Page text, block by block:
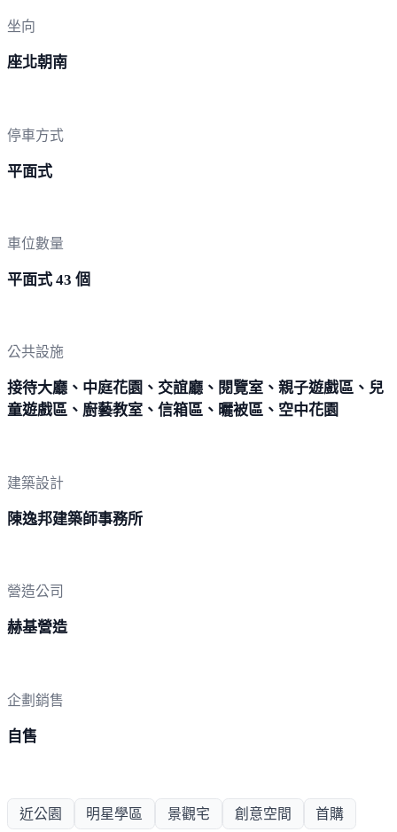
坐向
座北朝南
停車方式
平面式
車位數量
平面式 43 個
公共設施
接待大廳、中庭花園、交誼廳、閱覽室、親子遊戲區、兒
童遊戲區、廚藝教室、信箱區、曬被區、空中花園
建築設計
陳逸邦建築師事務所
營造公司
赫基營造
企劃銷售
自售
近公園 明星學區 景觀宅 創意空間 首購